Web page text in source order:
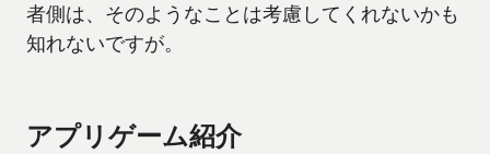
者側は、そのようなことは考慮してくれないかも
知れないですが。
アプリゲーム紹介